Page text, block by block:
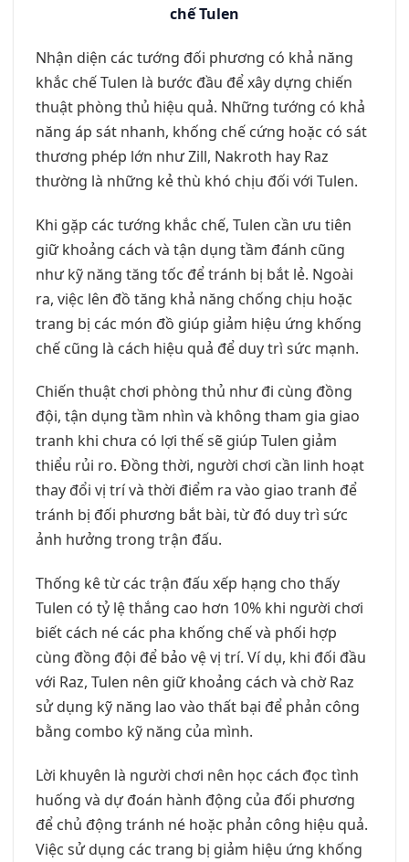
chế Tulen
Nhận diện các tướng đối phương có khả năng
khắc chế Tulen là bước đầu để xây dựng chiến
thuật phòng thủ hiệu quả. Những tướng có khả
năng áp sát nhanh, khống chế cứng hoặc có sát
thương phép lớn như Zill, Nakroth hay Raz
thường là những kẻ thù khó chịu đối với Tulen.
Khi gặp các tướng khắc chế, Tulen cần ưu tiên
giữ khoảng cách và tận dụng tầm đánh cũng
như kỹ năng tăng tốc để tránh bị bắt lẻ. Ngoài
ra, việc lên đồ tăng khả năng chống chịu hoặc
trang bị các món đồ giúp giảm hiệu ứng khống
chế cũng là cách hiệu quả để duy trì sức mạnh.
Chiến thuật chơi phòng thủ như đi cùng đồng
đội, tận dụng tầm nhìn và không tham gia giao
tranh khi chưa có lợi thế sẽ giúp Tulen giảm
thiểu rủi ro. Đồng thời, người chơi cần linh hoạt
thay đổi vị trí và thời điểm ra vào giao tranh để
tránh bị đối phương bắt bài, từ đó duy trì sức
ảnh hưởng trong trận đấu.
Thống kê từ các trận đấu xếp hạng cho thấy
Tulen có tỷ lệ thắng cao hơn 10% khi người chơi
biết cách né các pha khống chế và phối hợp
cùng đồng đội để bảo vệ vị trí. Ví dụ, khi đối đầu
với Raz, Tulen nên giữ khoảng cách và chờ Raz
sử dụng kỹ năng lao vào thất bại để phản công
bằng combo kỹ năng của mình.
Lời khuyên là người chơi nên học cách đọc tình
huống và dự đoán hành động của đối phương
để chủ động tránh né hoặc phản công hiệu quả.
Việc sử dụng các trang bị giảm hiệu ứng khống